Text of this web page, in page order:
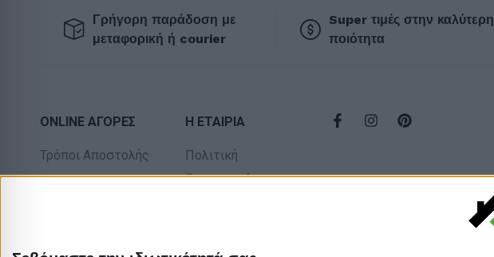
Γρήγορη παράδοση με
μεταφορική ή courier
Super τιμές στην καλύτερη
ποιότητα
ONLINE ΑΓΟΡΕΣ
Τρόποι Αποστολής
Τρόποι Πληρωμής
Η ΕΤΑΙΡΙΑ
Πολιτική
Επιστροφών